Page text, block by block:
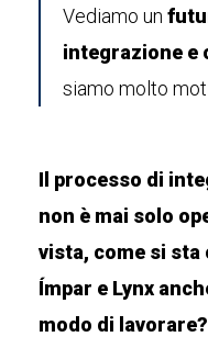
Vediamo un
integrazione e
siamo molto
Il processo di
non è mai solo
vista, come si sta
Ímpar e Lynx
modo di lavorare?